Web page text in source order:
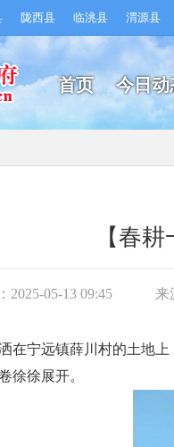
陇西县 临洮县 渭源县
首页 今日动
【春
2025-05-13 09:45 来
在宁远镇薛川村的土地
徐徐展开。